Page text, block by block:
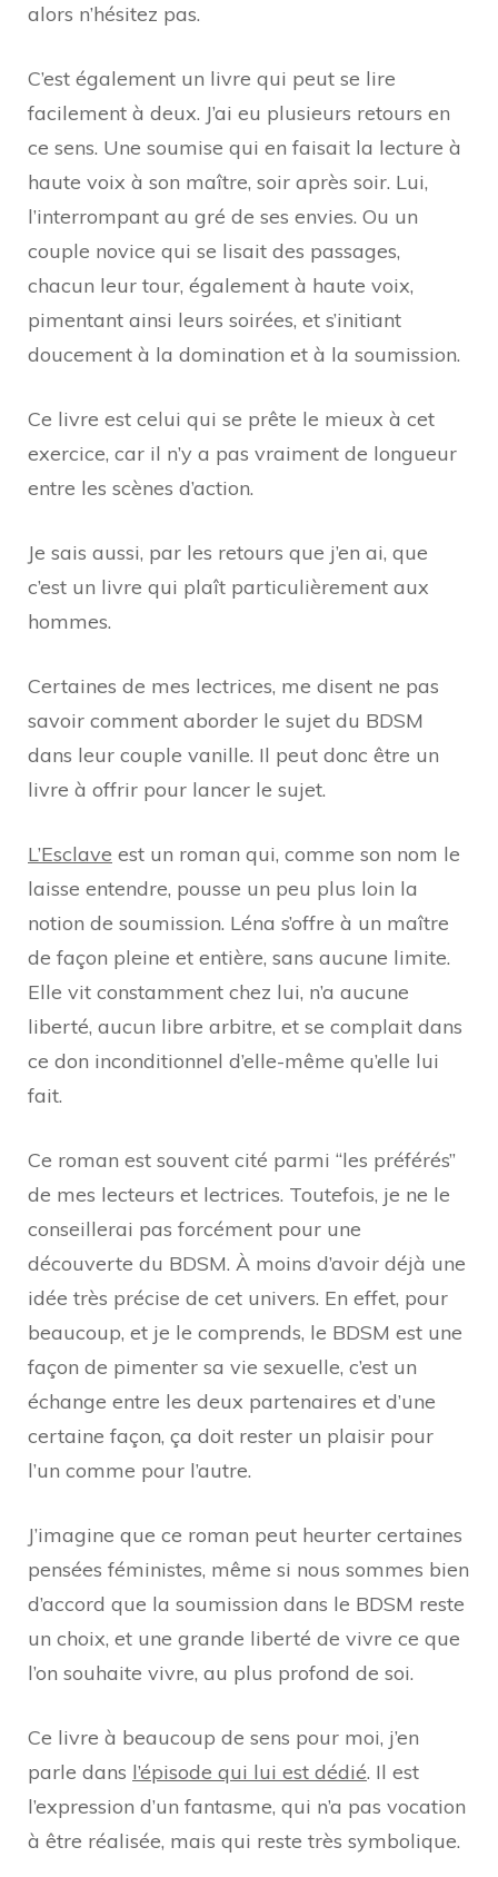
alors n’hésitez pas.
C’est également un livre qui peut se lire
facilement à deux. J’ai eu plusieurs retours en
ce sens. Une soumise qui en faisait la lecture à
haute voix à son maître, soir après soir. Lui,
l’interrompant au gré de ses envies. Ou un
couple novice qui se lisait des passages,
chacun leur tour, également à haute voix,
pimentant ainsi leurs soirées, et s’initiant
doucement à la domination et à la soumission.
Ce livre est celui qui se prête le mieux à cet
exercice, car il n’y a pas vraiment de longueur
entre les scènes d’action.
Je sais aussi, par les retours que j’en ai, que
c’est un livre qui plaît particulièrement aux
hommes.
Certaines de mes lectrices, me disent ne pas
savoir comment aborder le sujet du BDSM
dans leur couple vanille. Il peut donc être un
livre à offrir pour lancer le sujet.
L’Esclave est un roman qui, comme son nom le
laisse entendre, pousse un peu plus loin la
notion de soumission. Léna s’offre à un maître
de façon pleine et entière, sans aucune limite.
Elle vit constamment chez lui, n’a aucune
liberté, aucun libre arbitre, et se complait dans
ce don inconditionnel d’elle-même qu’elle lui
fait.
Ce roman est souvent cité parmi “les préférés”
de mes lecteurs et lectrices. Toutefois, je ne le
conseillerai pas forcément pour une
découverte du BDSM. À moins d’avoir déjà une
idée très précise de cet univers. En effet, pour
beaucoup, et je le comprends, le BDSM est une
façon de pimenter sa vie sexuelle, c’est un
échange entre les deux partenaires et d’une
certaine façon, ça doit rester un plaisir pour
l’un comme pour l’autre.
J’imagine que ce roman peut heurter certaines
pensées féministes, même si nous sommes bien
d’accord que la soumission dans le BDSM reste
un choix, et une grande liberté de vivre ce que
l’on souhaite vivre, au plus profond de soi.
Ce livre à beaucoup de sens pour moi, j’en
parle dans l’épisode qui lui est dédié. Il est
l’expression d’un fantasme, qui n’a pas vocation
à être réalisée, mais qui reste très symbolique.